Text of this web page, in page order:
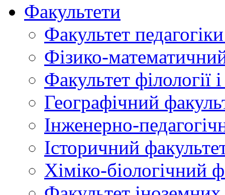
Факультети
Факультет
Фізико-
Факультет філології
Географічний
Інженерно-
Історичний
Хіміко-біологічний